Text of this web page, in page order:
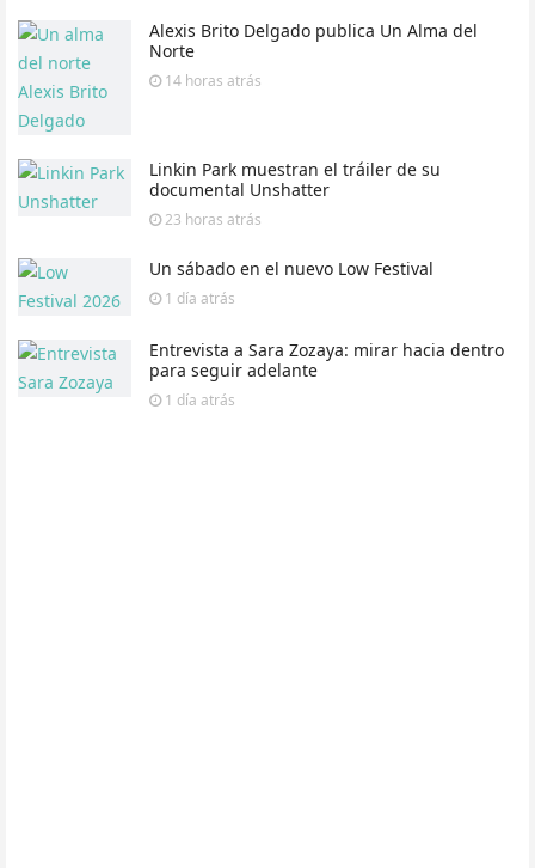
Alexis Brito Delgado publica Un Alma del
Norte
14 horas atrás
Linkin Park muestran el tráiler de su
documental Unshatter
23 horas atrás
Un sábado en el nuevo Low Festival
1 día atrás
Entrevista a Sara Zozaya: mirar hacia dentro
para seguir adelante
1 día atrás